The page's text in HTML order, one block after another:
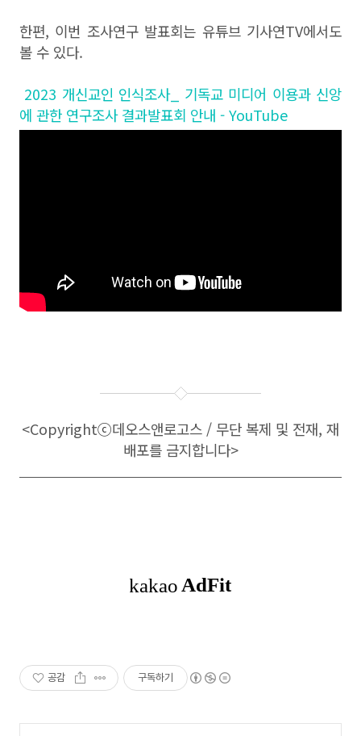
한편, 이번 조사연구 발표회는 유튜브 기사연TV에서도
볼 수 있다.
2023 개신교인 인식조사_ 기독교 미디어 이용과 신앙
에 관한 연구조사 결과발표회 안내 - YouTube
<Copyrightⓒ데오스앤로고스 / 무단 복제 및 전재, 재
배포를 금지합니다>
공감 구독하기